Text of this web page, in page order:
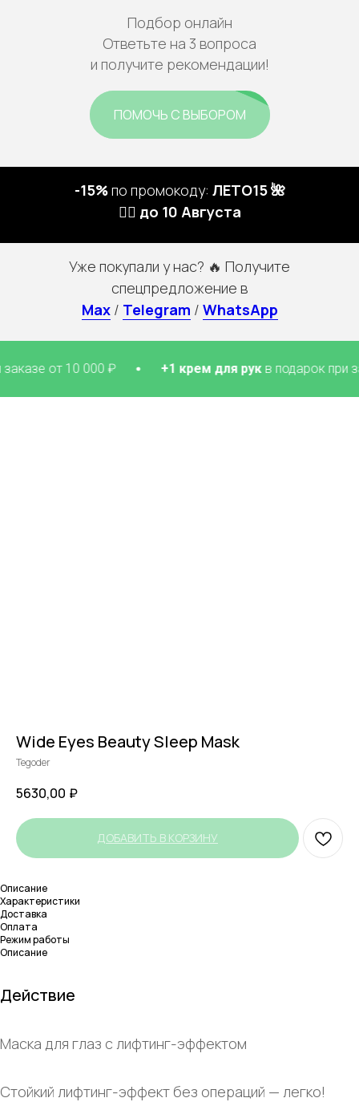
Подбор онлайн
Ответьте на 3 вопроса
и получите рекомендации!
ПОМОЧЬ С ВЫБОРОМ
-15%по промокоду: ЛЕТО15 🌺
🏃‍♀️ до 10 Августа
Уже покупали у нас? 🔥 Получите
спецпредложение в
Max / Telegram / WhatsApp
000 ₽ +1 крем для рукв подарок при заказе от
Wide Eyes Beauty Sleep Mask
Tegoder
5630,00 ₽
ДОБАВИТЬ В КОРЗИНУ
Описание
Характеристики
Доставка
Оплата
Режим работы
Описание
Действие
Маска для глаз с лифтинг-эффектом
Стойкий лифтинг-эффект без операций — легко!